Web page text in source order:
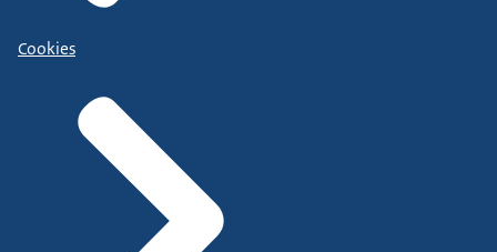
Cookies